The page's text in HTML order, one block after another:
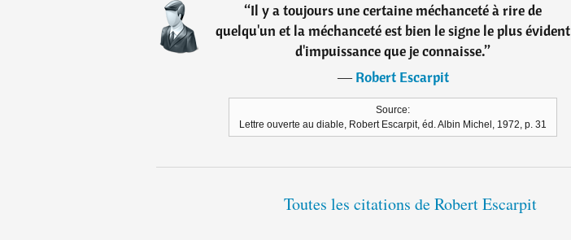
“Il y a toujours une certaine méchanceté à rire de
quelqu'un et la méchanceté est bien le signe le plus évident
d'impuissance que je connaisse.”
―Robert Escarpit
Source:
Lettre ouverte au diable, Robert Escarpit, éd. Albin Michel, 1972, p. 31
Toutes les citations de Robert Escarpit